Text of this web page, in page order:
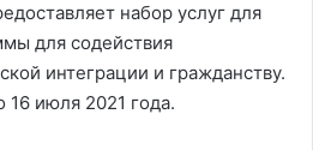
набор услуг для
для содействия
интеграции и гражданству.
16 июля 2021 года.